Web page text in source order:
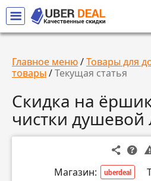
Главное меню/Товары для
товары /Текущая статья
Скидка на
чистки душевой
Магазин: uberdeal